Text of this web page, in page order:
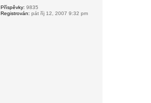
Příspěvky: 9835
Registrován: pát říj 12, 2007 9:32 pm